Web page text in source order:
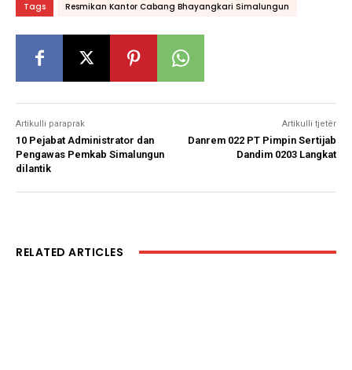
Tags Resmikan Kantor Cabang Bhayangkari Simalungun
Artikulli paraprak
10 Pejabat Administrator dan
Pengawas Pemkab Simalungun
dilantik
Artikulli tjetër
Danrem 022 PT Pimpin Sertijab
Dandim 0203 Langkat
RELATED ARTICLES